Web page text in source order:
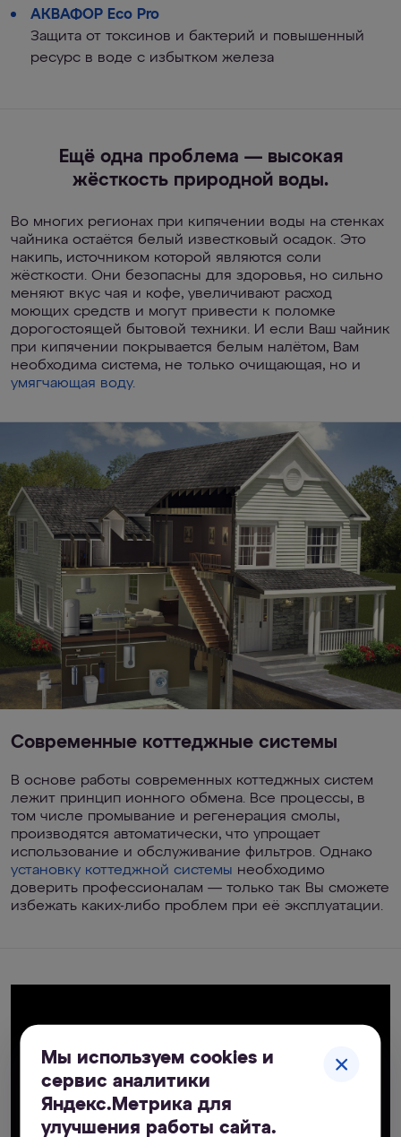
АКВАФОР Eco Pro
Защита от токсинов и бактерий и повышенный
ресурс в воде с избытком железа
Ещё одна проблема — высокая
жёсткость природной воды.
Во многих регионах при кипячении воды на стенках
чайника остаётся белый известковый осадок. Это
накипь, источником которой являются соли
жёсткости. Они безопасны для здоровья, но сильно
меняют вкус чая и кофе, увеличивают расход
моющих средств и могут привести к поломке
дорогостоящей бытовой техники. И если Ваш чайник
при кипячении покрывается белым налётом, Вам
необходима система, не только очищающая, но и
умягчающая воду.
Современные коттеджные системы
В основе работы современных коттеджных систем
лежит принцип ионного обмена. Все процессы, в
том числе промывание и регенерация смолы,
производятся автоматически, что упрощает
использование и обслуживание фильтров. Однако
установку коттеджной системы необходимо
доверить профессионалам — только так Вы сможете
избежать каких-либо проблем при её эксплуатации.
Мы используем cookies и
сервис аналитики
Яндекс.Метрика для
улучшения работы сайта.